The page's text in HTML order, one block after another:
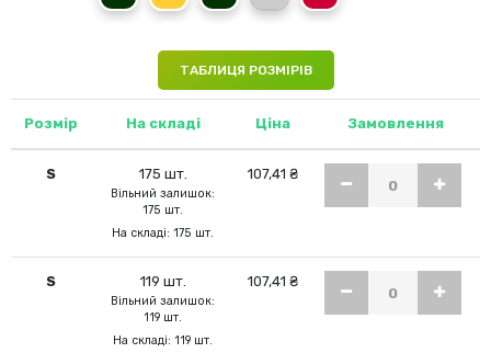
ТАБЛИЦЯ РОЗМІРІВ
Розмір На складі Ціна Замовлення
S 175 шт.
Вільний залишок:
175 шт.
На складі: 175 шт.
107,41 ₴
S 119 шт.
Вільний залишок:
119 шт.
На складі: 119 шт.
107,41 ₴